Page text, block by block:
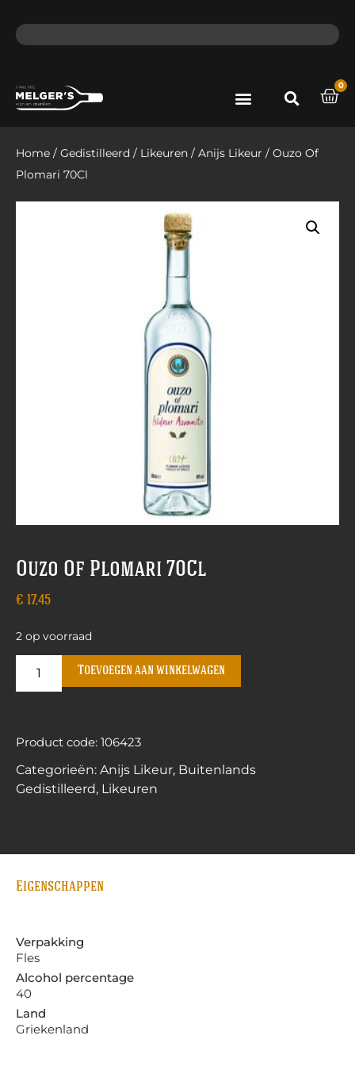
0
Home / Gedistilleerd / Likeuren / Anijs Likeur / Ouzo Of
Plomari 70Cl
Ouzo Of Plomari 70Cl
€ 17,45
2 op voorraad
Toevoegen aan winkelwagen
Product code: 106423
Categorieën: Anijs Likeur, Buitenlands
Gedistilleerd, Likeuren
Eigenschappen
Verpakking
Fles
Alcohol percentage
40
Land
Griekenland